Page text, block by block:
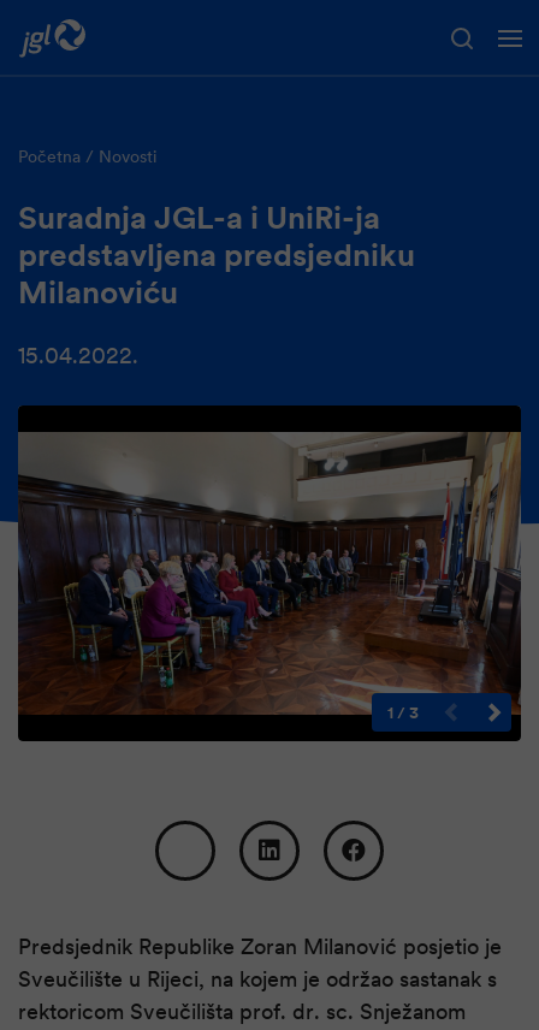
Početna Novosti
Suradnja JGL-a i UniRi-ja
predstavljena predsjedniku
Milanoviću
15.04.2022.
1 /3
Predsjednik Republike Zoran Milanović posjetio je
Sveučilište u Rijeci, na kojem je održao sastanak s
rektoricom Sveučilišta prof. dr. sc. Snježanom